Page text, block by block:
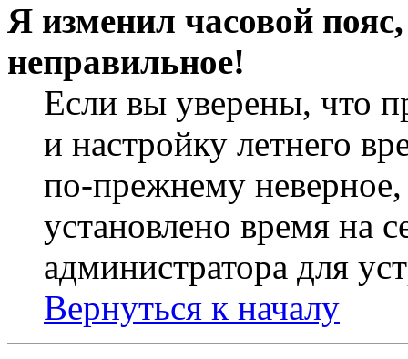
Я изменил часовой
неправильное!
Если вы уверены, что
и настройку летнего
по-прежнему неверное,
установлено время на
администратора для
Вернуться к началу